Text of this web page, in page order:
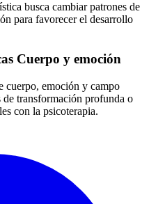
busca cambiar patrones de
para favorecer el desarrollo
Cuerpo y emoción
cuerpo, emoción y campo
transformación profunda o
con la psicoterapia.